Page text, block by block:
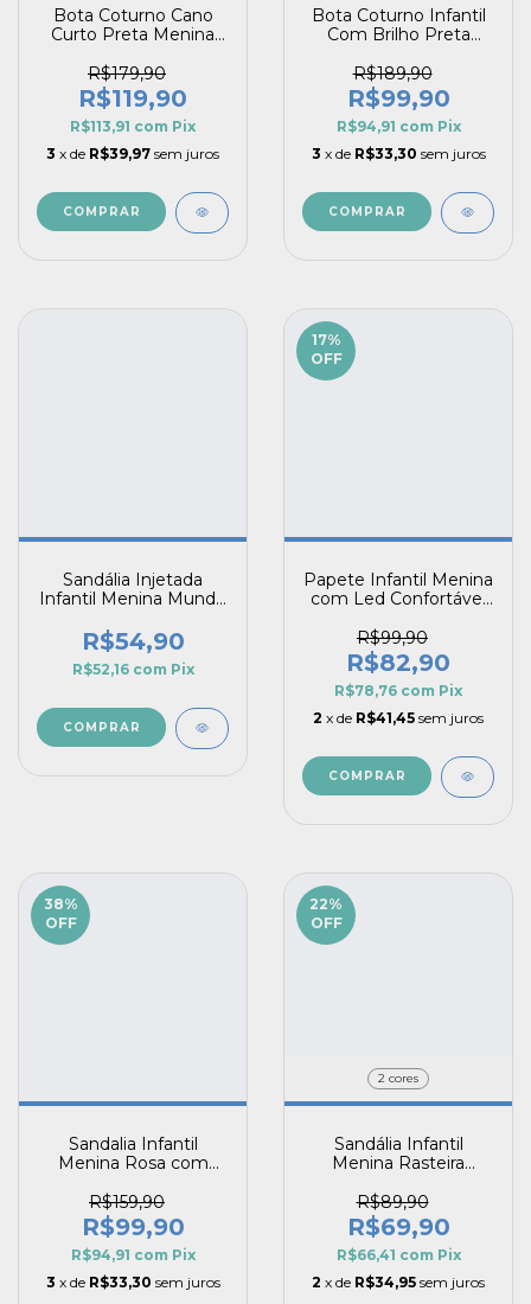
Bota Coturno Cano
Curto Preta Menina
com Zíper Guty Pé
com Pé
R$179,90
R$119,90
R$113,91 com Pix
3 x de R$39,97 sem juros
COMPRAR
Bota Coturno Infantil
Com Brilho Preta
Pé com Pé
R$189,90
R$99,90
R$94,91 com Pix
3 x de R$33,30 sem juros
COMPRAR
Sandália Injetada
Infantil Menina Mundo
R$54,90
R$52,16 com Pix
COMPRAR
17%
OFF
Papete Infantil Menina
com Led Confortável
Fechamento Prático
Guty Pé com Pé
R$99,90
R$82,90
R$78,76 com Pix
2 x de R$41,45 sem juros
COMPRAR
38%
OFF
Sandalia Infantil
Menina Rosa com
Combinar com o Look
R$159,90
R$99,90
R$94,91 com Pix
3 x de R$33,30 sem juros
22%
OFF
2 cores
Sandália Infantil
Menina Rasteira
Colorido Fechamento
Prático
R$89,90
R$69,90
R$66,41 com Pix
2 x de R$34,95 sem juros